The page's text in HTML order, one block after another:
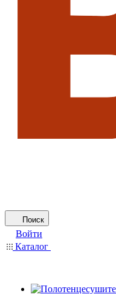
Поиск
Войти
Каталог